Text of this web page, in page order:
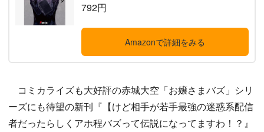
792円
Amazonで詳細をみる
コミカライズも大好評の赤城大空「お嬢さまバズ」シリ
ーズにも待望の新刊『【けど相手が若手最強の迷惑系配信
者だったらしくアホ程バズって伝説になってますわ！？』